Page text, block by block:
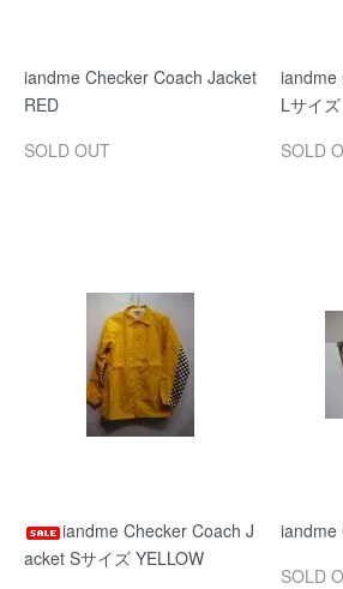
iandme Checker Coach Jacket
RED
SOLD OUT
iandme
Lサイ
SOLD
iandme Checker Coach J
acket Sサイズ YELLOW
iandme
SOLD